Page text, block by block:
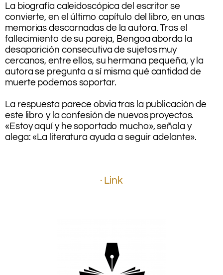
La biografía caleidoscópica del escritor se
convierte, en el último capítulo del libro, en unas
memorias descarnadas de la autora. Tras el
fallecimiento de su pareja, Bengoa aborda la
desaparición consecutiva de sujetos muy
cercanos, entre ellos, su hermana pequeña, y la
autora se pregunta a sí misma qué cantidad de
muerte podemos soportar.
La respuesta parece obvia tras la publicación de
este libro y la confesión de nuevos proyectos.
«Estoy aquí y he soportado mucho», señala y
alega: «La literatura ayuda a seguir adelante».
· Link